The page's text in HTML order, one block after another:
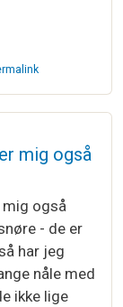
op med…
mig også
også
- de er
har jeg
nåle med
ikke lige